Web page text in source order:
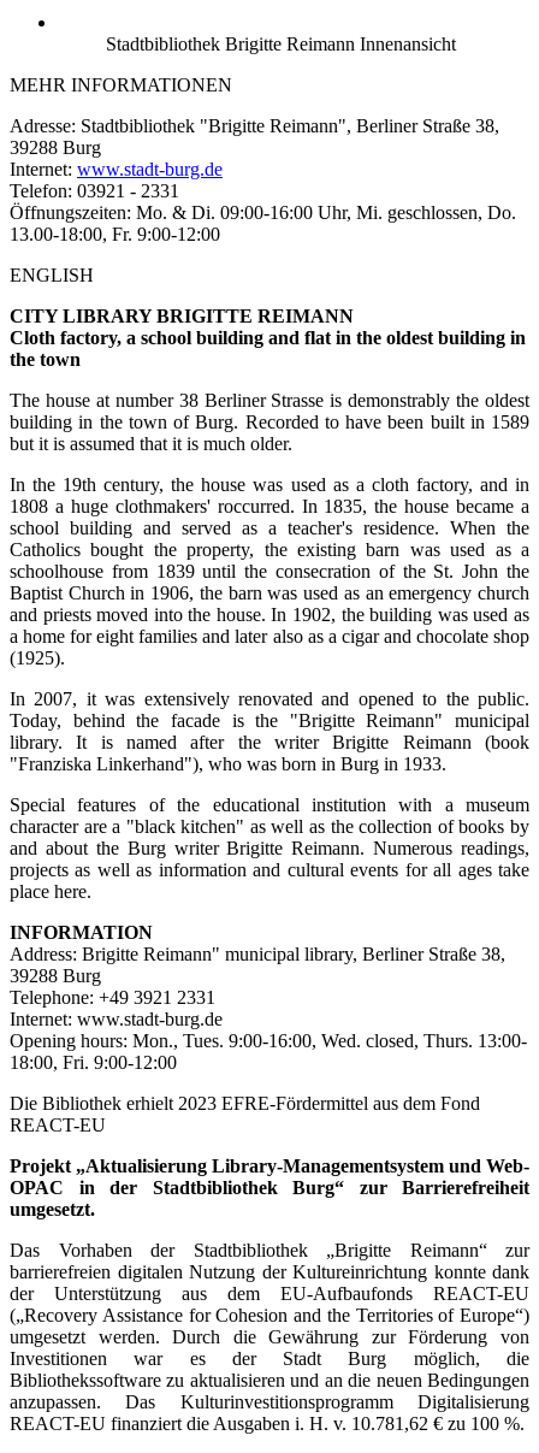
Stadtbibliothek Brigitte Reimann Innenansicht
MEHR INFORMATIONEN
Adresse: Stadtbibliothek "Brigitte Reimann", Berliner Straße 38,
39288 Burg
Internet: www.stadt-burg.de
Telefon: 03921 - 2331
Öffnungszeiten: Mo. & Di. 09:00-16:00 Uhr, Mi. geschlossen, Do.
13.00-18:00, Fr. 9:00-12:00
ENGLISH
CITY LIBRARY BRIGITTE REIMANN
Cloth factory, a school building and flat in the oldest building in
the town
The house at number 38 Berliner Strasse is demonstrably the oldest
building in the town of Burg. Recorded to have been built in 1589
but it is assumed that it is much older.
In the 19th century, the house was used as a cloth factory, and in
1808 a huge clothmakers' roccurred. In 1835, the house became a
school building and served as a teacher's residence. When the
Catholics bought the property, the existing barn was used as a
schoolhouse from 1839 until the consecration of the St. John the
Baptist Church in 1906, the barn was used as an emergency church
and priests moved into the house. In 1902, the building was used as
a home for eight families and later also as a cigar and chocolate shop
(1925).
In 2007, it was extensively renovated and opened to the public.
Today, behind the facade is the "Brigitte Reimann" municipal
library. It is named after the writer Brigitte Reimann (book
"Franziska Linkerhand"), who was born in Burg in 1933.
Special features of the educational institution with a museum
character are a "black kitchen" as well as the collection of books by
and about the Burg writer Brigitte Reimann. Numerous readings,
projects as well as information and cultural events for all ages take
place here.
INFORMATION
Address: Brigitte Reimann" municipal library, Berliner Straße 38,
39288 Burg
Telephone: +49 3921 2331
Internet: www.stadt-burg.de
Opening hours: Mon., Tues. 9:00-16:00, Wed. closed, Thurs. 13:00-
18:00, Fri. 9:00-12:00
Die Bibliothek erhielt 2023 EFRE-Fördermittel aus dem Fond
REACT-EU
Projekt „Aktualisierung Library-Managementsystem und Web-
OPAC in der Stadtbibliothek Burg“ zur Barrierefreiheit
umgesetzt.
Das Vorhaben der Stadtbibliothek „Brigitte Reimann“ zur
barrierefreien digitalen Nutzung der Kultureinrichtung konnte dank
der Unterstützung aus dem EU-Aufbaufonds REACT-EU
(„Recovery Assistance for Cohesion and the Territories of Europe“)
umgesetzt werden. Durch die Gewährung zur Förderung von
Investitionen war es der Stadt Burg möglich, die
Bibliothekssoftware zu aktualisieren und an die neuen Bedingungen
anzupassen. Das Kulturinvestitionsprogramm Digitalisierung
REACT-EU finanziert die Ausgaben i. H. v. 10.781,62 € zu 100 %.